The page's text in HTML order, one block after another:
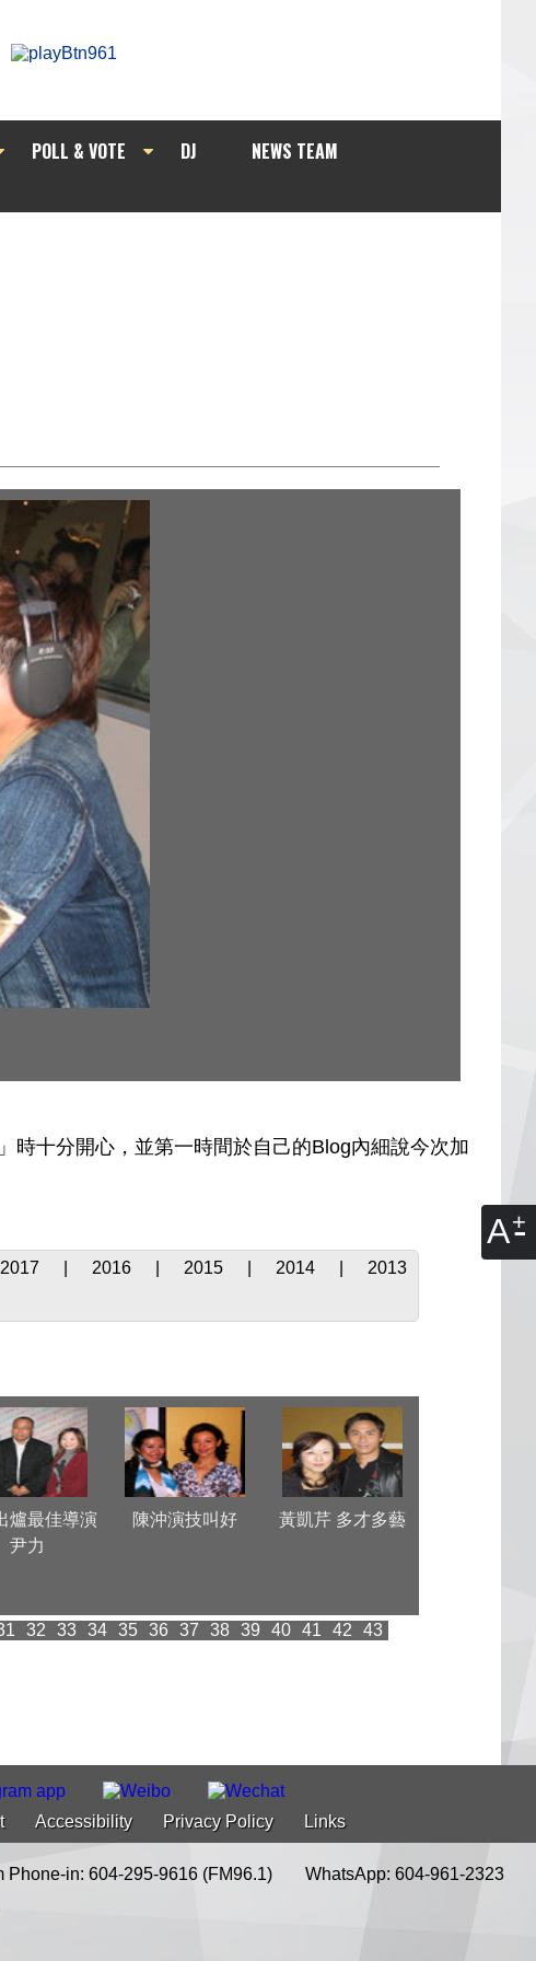
A
POLL & VOTE DJ
NEWS TEAM
時十分開心，並第一時間於自己的Blog內細說今次加
2017 2016 2015 2014
2013
爐最佳導演
尹力
陳沖演技叫好 黃凱芹 多才多藝
32 33 34 35 36 37 38 39 40 41 42 43
Accessibility Privacy Policy Links
Phone-in: 604-295-9616 (FM96.1) WhatsApp: 604-961-2323